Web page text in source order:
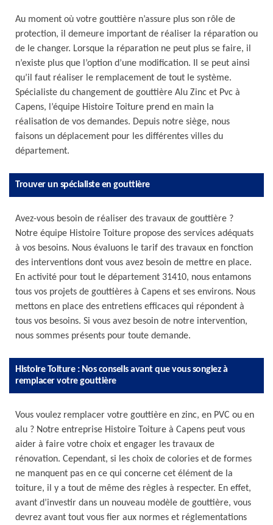
Au moment où votre gouttière n’assure plus son rôle de
protection, il demeure important de réaliser la réparation ou
de le changer. Lorsque la réparation ne peut plus se faire, il
n’existe plus que l’option d’une modification. Il se peut ainsi
qu’il faut réaliser le remplacement de tout le système.
Spécialiste du changement de gouttière Alu Zinc et Pvc à
Capens, l’équipe Histoire Toiture prend en main la
réalisation de vos demandes. Depuis notre siège, nous
faisons un déplacement pour les différentes villes du
département.
Trouver un spécialiste en gouttière
Avez-vous besoin de réaliser des travaux de gouttière ?
Notre équipe Histoire Toiture propose des services adéquats
à vos besoins. Nous évaluons le tarif des travaux en fonction
des interventions dont vous avez besoin de mettre en place.
En activité pour tout le département 31410, nous entamons
tous vos projets de gouttières à Capens et ses environs. Nous
mettons en place des entretiens efficaces qui répondent à
tous vos besoins. Si vous avez besoin de notre intervention,
nous sommes présents pour toute demande.
Histoire Toiture : Nos conseils avant que vous songiez à
remplacer votre gouttière
Vous voulez remplacer votre gouttière en zinc, en PVC ou en
alu ? Notre entreprise Histoire Toiture à Capens peut vous
aider à faire votre choix et engager les travaux de
rénovation. Cependant, si les choix de colories et de formes
ne manquent pas en ce qui concerne cet élément de la
toiture, il y a tout de même des règles à respecter. En effet,
avant d’investir dans un nouveau modèle de gouttière, vous
devrez avant tout vous fier aux normes et réglementations